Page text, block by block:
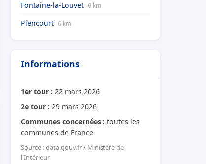
Fontaine-la-Louvet 6 km
Piencourt 6 km
Informations
1er tour : 22 mars 2026
2e tour : 29 mars 2026
Communes concernées : toutes les
communes de France
Source : data.gouv.fr / Ministère de
l'Intérieur